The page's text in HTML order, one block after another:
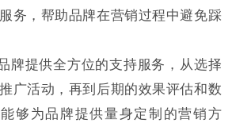
务，帮助品牌在营销过程中避免踩
牌提供全方位的支持服务，从选择
广活动，再到后期的效果评估和数
够为品牌提供量身定制的营销方